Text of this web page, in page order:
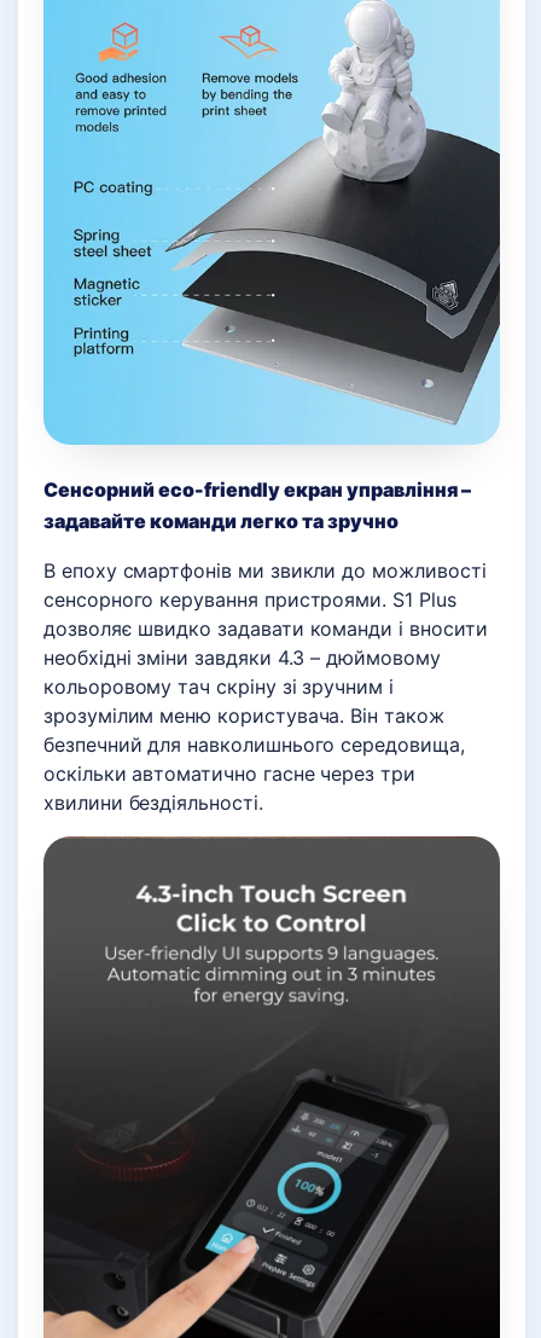
Сенсорний eco-friendly екран управління –
задавайте команди легко та зручно
В епоху смартфонів ми звикли до можливості
сенсорного керування пристроями. S1 Plus
дозволяє швидко задавати команди і вносити
необхідні зміни завдяки 4.3 – дюймовому
кольоровому тач скріну зі зручним і
зрозумілим меню користувача. Він також
безпечний для навколишнього середовища,
оскільки автоматично гасне через три
хвилини бездіяльності.